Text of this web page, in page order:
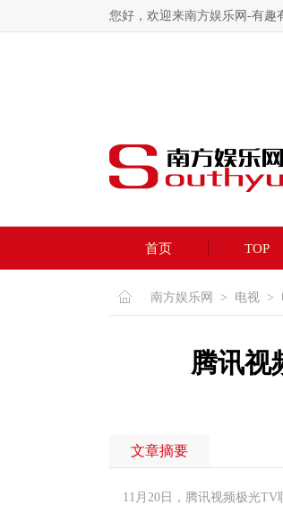
您好，欢迎来南方娱乐网-有趣
首页 TOP
南方娱乐网 > 电视 >
腾讯视
文章摘要
11月20日，腾讯视频极光